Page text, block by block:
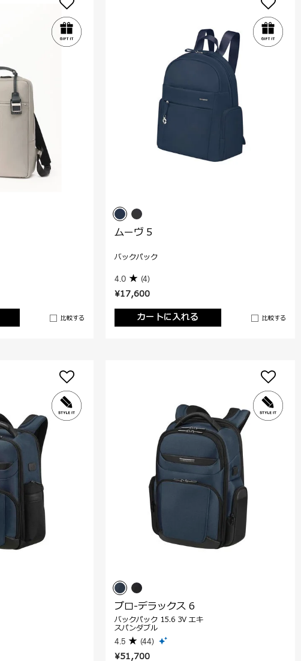
比較する
¥17,600
カートに入れる
比較する
ムーヴ 5
バックパック
4.0 (4)
¥51,700
プロ-デラックス 6
バックパック 15.6 3V エキ
スパンダブル
4.5 (44)